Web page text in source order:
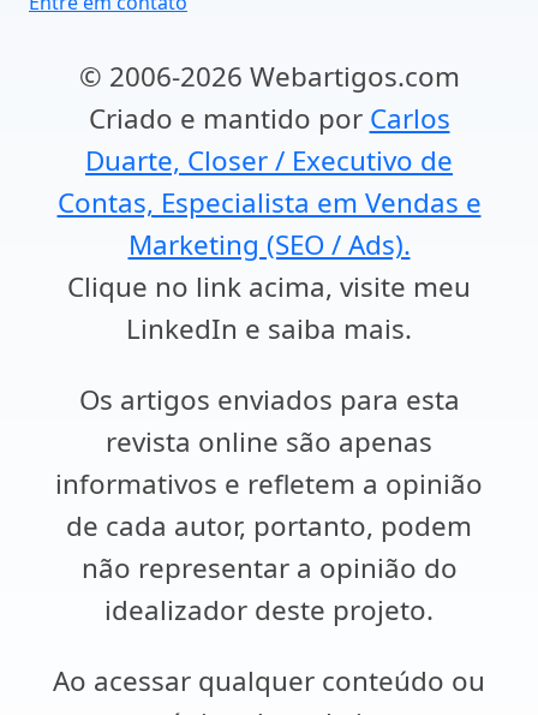
© 2006-2026 Webartigos.com
Criado e mantido por Carlos
Duarte, Closer / Executivo de
Contas, Especialista em Vendas e
Marketing (SEO / Ads).
Clique no link acima, visite meu
LinkedIn e saiba mais.
Os artigos enviados para esta
revista online são apenas
informativos e refletem a opinião
de cada autor, portanto, podem
não representar a opinião do
idealizador deste projeto.
Ao acessar qualquer conteúdo ou